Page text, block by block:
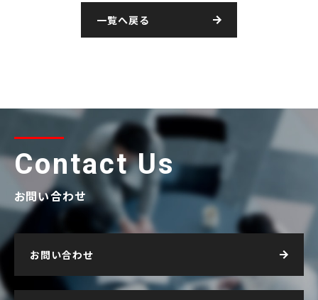
一覧へ戻る
Contact Us
お問い合わせ
お問い合わせ